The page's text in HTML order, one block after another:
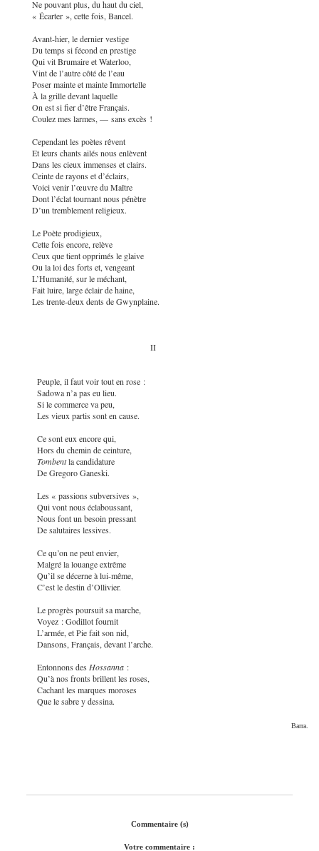
Ne pouvant plus, du haut du ciel,
« Écarter », cette fois, Bancel.
Avant-hier, le dernier vestige
Du temps si fécond en prestige
Qui vit Brumaire et Waterloo,
Vint de l’autre côté de l’eau
Poser mainte et mainte Immortelle
À la grille devant laquelle
On est si fier d’être Français.
Coulez mes larmes, — sans excès !
Cependant les poètes rêvent
Et leurs chants ailés nous enlèvent
Dans les cieux immenses et clairs.
Ceinte de rayons et d’éclairs,
Voici venir l’œuvre du Maître
Dont l’éclat tournant nous pénètre
D’un tremblement religieux.
Le Poète prodigieux,
Cette fois encore, relève
Ceux que tient opprimés le glaive
Ou la loi des forts et, vengeant
L’Humanité, sur le méchant,
Fait luire, large éclair de haine,
Les trente-deux dents de Gwynplaine.
II
Peuple, il faut voir tout en rose :
Sadowa n’a pas eu lieu.
Si le commerce va peu,
Les vieux partis sont en cause.
Ce sont eux encore qui,
Hors du chemin de ceinture,
Tombentla candidature
De Gregoro Ganeski.
Les « passions subversives »,
Qui vont nous éclaboussant,
Nous font un besoin pressant
De salutaires lessives.
Ce qu’on ne peut envier,
Malgré la louange extrême
Qu’il se décerne à lui-même,
C’est le destin d’Ollivier.
Le progrès poursuit sa marche,
Voyez : Godillot fournit
L’armée, et Pie fait son nid,
Dansons, Français, devant l’arche.
Entonnons des Hossanna :
Qu’à nos fronts brillent les roses,
Cachant les marques moroses
Que le sabre y dessina.
Barra.
Commentaire (s)
Votre commentaire :